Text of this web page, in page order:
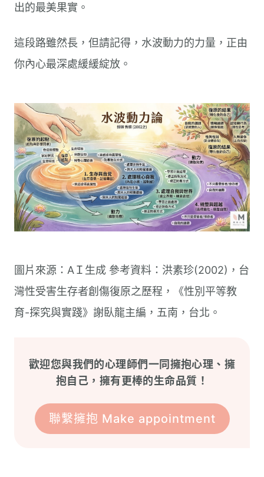
出的最美果實。
這段路雖然長，但請記得，水波動力的力量，正由
你內心最深處緩緩綻放。
圖片來源：AＩ生成 參考資料：洪素珍(2002)，台
灣性受害生存者創傷復原之歷程，《性別平等教
育-探究與實踐》謝臥龍主編，五南，台北。
歡迎您與我們的心理師們一同擁抱心理、擁
抱自己，擁有更棒的生命品質！
聯繫擁抱 Make appointment